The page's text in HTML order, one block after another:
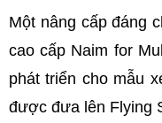
Một nâng cấp đáng
cao cấp Naim for
phát triển cho mẫu
được đưa lên Flying